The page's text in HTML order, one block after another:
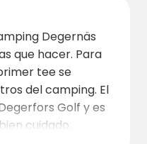
Degernäs
que hacer. Para
tee se
del camping. El
Golf y es
cuidado.